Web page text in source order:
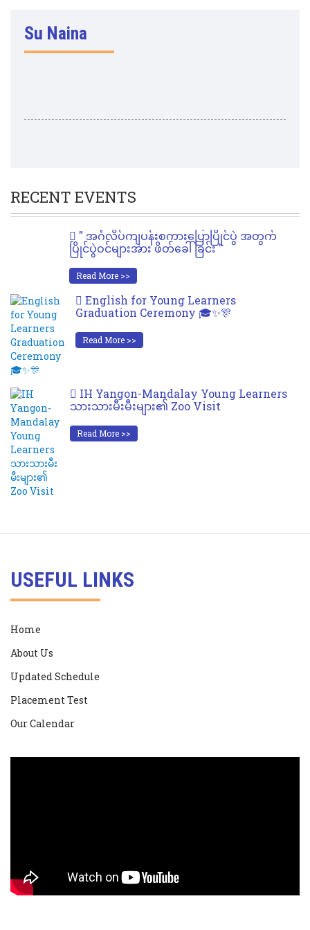
Su Naina
RECENT EVENTS
" အင်္ဂလိပ်ကျပန်းစကားပြောပြိုင်ပွဲ အတွက်
ပြိုင်ပွဲဝင်များအား ဖိတ်ခေါ်ခြင်း "
Read More >>
English for Young Learners
Graduation Ceremony 🎓✨🎊
Read More >>
IH Yangon-Mandalay Young Learners
သားသားမီးမီးများ၏ Zoo Visit
Read More >>
USEFUL LINKS
Home
About Us
Updated Schedule
Placement Test
Our Calendar